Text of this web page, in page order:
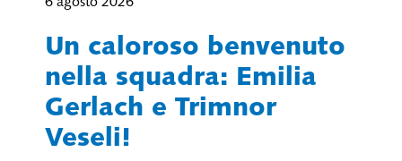
6 agosto 2026
Un caloroso benvenuto
nella squadra: Emilia
Gerlach e Trimnor
Veseli!